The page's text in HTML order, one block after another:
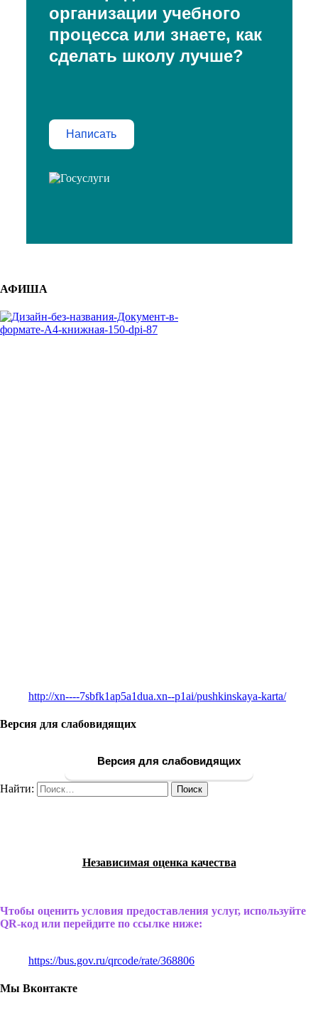
организации учебного
процесса или знаете, как
сделать школу лучше?
Написать
АФИША
http://xn----7sbfk1ap5a1dua.xn--p1ai/pushkinskaya-karta/
Версия для слабовидящих
Версия для слабовидящих
Найти:
Независимая оценка качества
Чтобы оценить условия предоставления услуг, используйте
QR-код или перейдите по ссылке ниже:
https://bus.gov.ru/qrcode/rate/368806
Мы Вконтакте